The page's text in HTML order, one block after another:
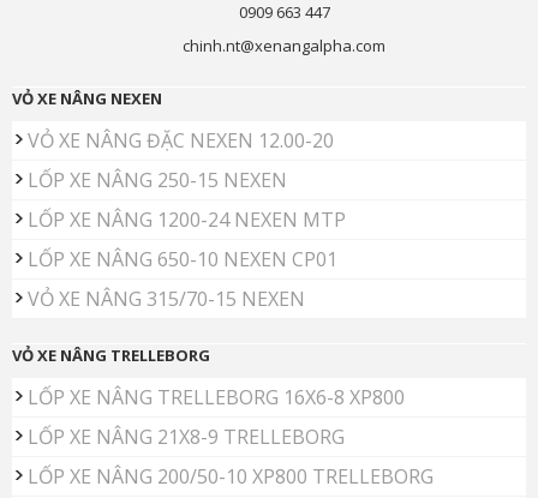
0909 663 447
chinh.nt@xenangalpha.com
VỎ XE NÂNG NEXEN
VỎ XE NÂNG ĐẶC NEXEN 12.00-20
LỐP XE NÂNG 250-15 NEXEN
LỐP XE NÂNG 1200-24 NEXEN MTP
LỐP XE NÂNG 650-10 NEXEN CP01
VỎ XE NÂNG 315/70-15 NEXEN
VỎ XE NÂNG TRELLEBORG
LỐP XE NÂNG TRELLEBORG 16X6-8 XP800
LỐP XE NÂNG 21X8-9 TRELLEBORG
LỐP XE NÂNG 200/50-10 XP800 TRELLEBORG